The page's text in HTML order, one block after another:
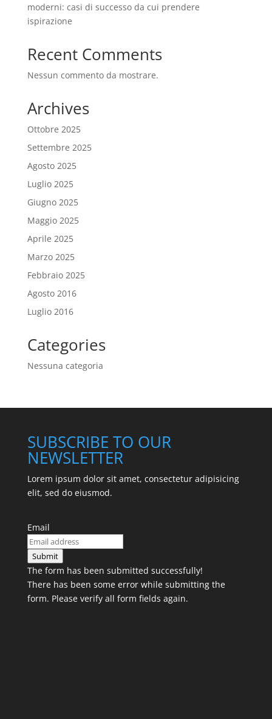
moderni: casi di successo da cui prendere
ispirazione
Recent Comments
Nessun commento da mostrare.
Archives
Ottobre 2025
Settembre 2025
Agosto 2025
Luglio 2025
Giugno 2025
Maggio 2025
Aprile 2025
Marzo 2025
Febbraio 2025
Agosto 2016
Luglio 2016
Categories
Nessuna categoria
SUBSCRIBE TO OUR
NEWSLETTER
Lorem ipsum dolor sit amet, consectetur adipisicing
elit, sed do eiusmod.
Email
Submit
The form has been submitted successfully!
There has been some error while submitting the
form. Please verify all form fields again.